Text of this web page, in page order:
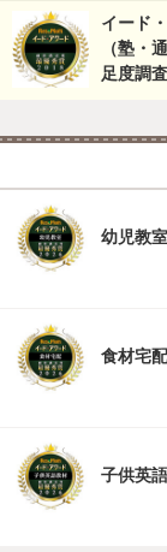
イード
（塾・
足度調査
幼児教
食材宅
子供英